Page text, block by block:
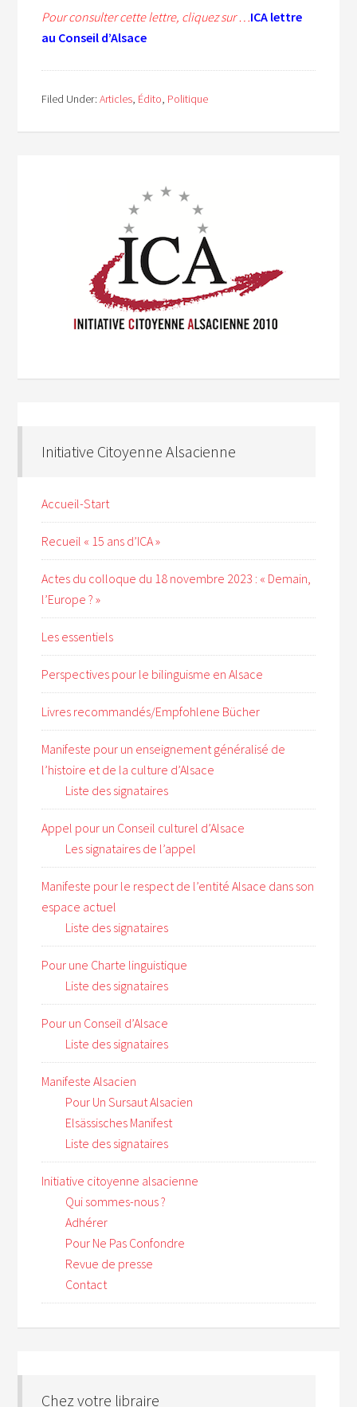
Pour consulter cette lettre, cliquez sur …ICA lettre
au Conseil d’Alsace
Filed Under:Articles, Édito, Politique
Initiative Citoyenne Alsacienne
Accueil-Start
Recueil « 15 ans d’ICA »
Actes du colloque du 18 novembre 2023 : « Demain,
l’Europe ? »
Les essentiels
Perspectives pour le bilinguisme en Alsace
Livres recommandés/Empfohlene Bücher
Manifeste pour un enseignement généralisé de
l’histoire et de la culture d’Alsace
Liste des signataires
Appel pour un Conseil culturel d’Alsace
Les signataires de l’appel
Manifeste pour le respect de l’entité Alsace dans son
espace actuel
Liste des signataires
Pour une Charte linguistique
Liste des signataires
Pour un Conseil d’Alsace
Liste des signataires
Manifeste Alsacien
Pour Un Sursaut Alsacien
Elsässisches Manifest
Liste des signataires
Initiative citoyenne alsacienne
Qui sommes-nous ?
Adhérer
Pour Ne Pas Confondre
Revue de presse
Contact
Chez votre libraire